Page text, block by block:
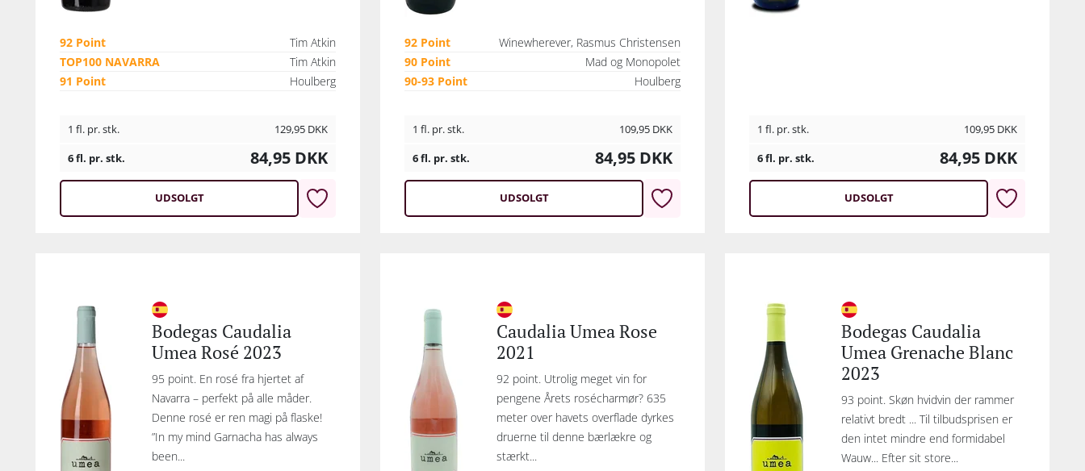
92 Point
Tim Atkin
TOP100 NAVARRA
Tim Atkin
91 Point
Houlberg
1 fl. pr. stk. 129,95 DKK
6 fl. pr. stk.
84,95 DKK
UDSOLGT
92 Point
Winewherever, Rasmus Christensen
90 Point
Mad og Monopolet
90-93 Point
Houlberg
1 fl. pr. stk. 109,95 DKK
6 fl. pr. stk.
84,95 DKK
UDSOLGT
1 fl. pr. stk. 109,95 DKK
6 fl. pr. stk.
84,95 DKK
UDSOLGT
Bodegas Caudalia
Umea Rosé 2023
95 point. En rosé fra hjertet af
Navarra – perfekt på alle måder.
Denne rosé er ren magi på flaske!
”In my mind Garnacha has always
been...
Caudalia Umea Rose
2021
92 point. Utrolig meget vin for
pengene Årets rosécharmør? 635
meter over havets overflade dyrkes
druerne til denne bærlækre og
stærkt...
Bodegas Caudalia
Umea Grenache Blanc
2023
93 point. Skøn hvidvin der rammer
relativt bredt ... Til tilbudsprisen er
den intet mindre end formidabel
Wauw... Efter sit store...